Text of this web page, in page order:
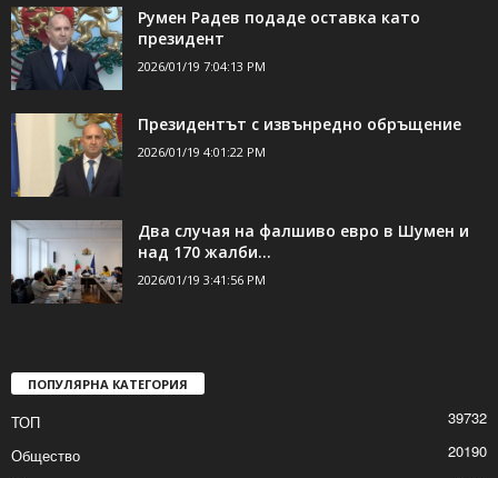
Румен Радев подаде оставка като
президент
2026/01/19 7:04:13 PM
Президентът с извънредно обръщение
2026/01/19 4:01:22 PM
Два случая на фалшиво евро в Шумен и
над 170 жалби...
2026/01/19 3:41:56 PM
ПОПУЛЯРНА КАТЕГОРИЯ
ТОП
39732
Общество
20190